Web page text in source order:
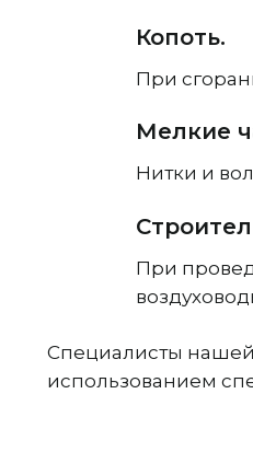
Копоть.
При
Мелкие
Нитки и
При
Специалисты нашей
использованием